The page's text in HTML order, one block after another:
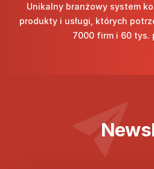
Unikalny branżowy system
produkty i usługi, których
7000 firm i 60 tys.